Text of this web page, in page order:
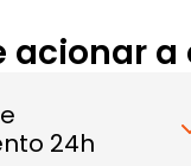
acionar
24h